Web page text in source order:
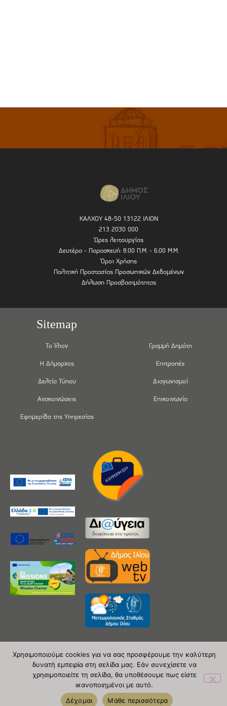
ΚΑΛΧΟΥ 48-50 13122 ΙΛΙΟΝ
213 2030 000
Ώρες λειτουργίας
Δευτέρα - Παρασκευή: 8.00 Π.Μ. - 6.00 Μ.Μ.
Όροι Χρήσης
Πολιτική Προστασίας Προσωπικών Δεδομένων
Δήλωση Προσβασιμότητας
Sitemap
Το Ίλιον
Η Δήμαρχος
Δελτία Τύπου
Ανακοινώσεις
Εφημερίδα της Υπηρεσίας
Γραμμή Δημότη
Επιτροπές
Διαγωνισμοί
Επικοινωνία
Copyright 2020 © Δήμος Ιλίου
| powered by Evolutionprojects
Χρησιμοποιούμε cookies για να σας προσφέρουμε την καλύτερη
δυνατή εμπειρία στη σελίδα μας. Εάν συνεχίσετε να
χρησιμοποιείτε τη σελίδα, θα υποθέσουμε πως είστε
ικανοποιημένοι με αυτό.
Δέχομαι
Μάθε περισσότερα